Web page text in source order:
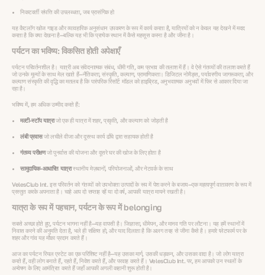
निकटवर्ती संपत्ति की उपलब्धता, जब प्रासंगिक हो
यह कैटलॉग खोज गाइड और व्यावहारिक अनुसंधान उपकरण के रूप में कार्य करता है, यात्रियों को न केवल यह देखने में मदद
करता है कि क्या देखना है—बल्कि यह भी कि प्रत्येक स्थान में कैसे महसूस करना है और जीना है।
पर्यटन का भविष्य: विकसित होती अपेक्षाएँ
पर्यटन परिवर्तनशील है। यात्री अब संवेदनात्मक संबंध, धीमी गति, कम प्रभाव की तलाश में हैं। वे ऐसे गंतव्यों की तलाश करते हैं
जो उनके मूल्यों के साथ मेल खाते हैं—नैतिकता, संस्कृति, कल्याण, प्रामाणिकता। डिजिटल नोमैड्स, पर्यावरणीय जागरूकता, और
कल्याण संस्कृति की वृद्धि का मतलब है कि पारंपरिक रिसॉर्ट मॉडल को हाइब्रिड, अनुभवात्मक अनुभवों में फिर से आकार दिया जा
रहा है।
भविष्य में, हम अधिक उम्मीद करते हैं:
मल्टी-स्टॉप यात्राजो एक ही यात्रा में शहर, प्रकृति, और कल्याण को जोड़ती है
लंबी प्रवासजो लचीले वीजा और दूरस्थ कार्य ढाँचे द्वारा सहायक होती है
गंतव्य परीक्षणजो पुनर्वास की योजना और दूसरे घर की खोज के लिए होता है
सामुदायिक-आधारित यात्रास्थानीय मेज़बानों, परियोजनाओं, और नेटवर्क के साथ
VelesClub Int. इस परिवर्तन को गंतव्यों को उपभोक्ता उत्पादों के रूप में पेश करने के बजाय—एक महत्वपूर्ण वातावरण के रूप में
प्रस्तुत करके अपनाता है। चाहे आप दो सप्ताह रहें या दो वर्ष, आपकी यात्रा मायने रखती है।
यात्रा के रूप में पहचान, पर्यटन के रूप में belonging
सबसे अच्छा होते हुए, पर्यटन भागना नहीं है—यह वापसी है। जिज्ञासा, धीमेपन, और मानव गति पर लौटना। यह हमें स्थानों में
निवास करने की अनुमति देता है, भले ही संक्षिप्त हो, और याद दिलाता है कि अलग तरह से जीना कैसे है। हमारे प्लेटफार्म पर के
शहर और गांव यह मौका प्रदान करते हैं।
आज का पर्यटन रियल एस्टेट का एक परिशिष्ट नहीं है—यह उसका मार्ग, उसकी धड़कन, और उसका वादा है। जो लोग यात्रा
करते हैं, वही लोग बनाते हैं, रहते हैं, निवेश करते हैं, और परवाह करते हैं। VelesClub Int. पर, हम आपको उन स्थलों के
अन्वेषण के लिए आमंत्रित करते हैं जहाँ आपकी अगली कहानी शुरू होती है।